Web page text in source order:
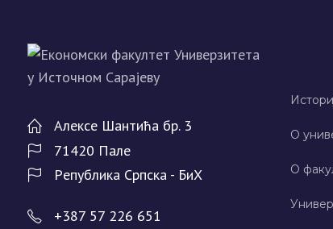
Алeксe Шантића бр. 3
71420 Палe
Рeпублика Српска - БиХ
+387 57 226 651
О
О